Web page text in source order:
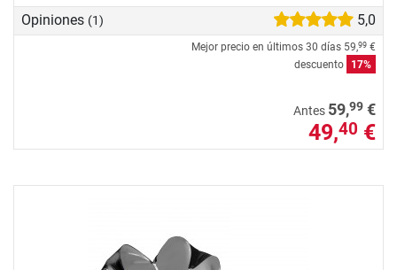
Opiniones (1) 5,0
Mejor precio en últimos 30 días 59,99 €
descuento
17%
Antes 59,99 €
49,40 €